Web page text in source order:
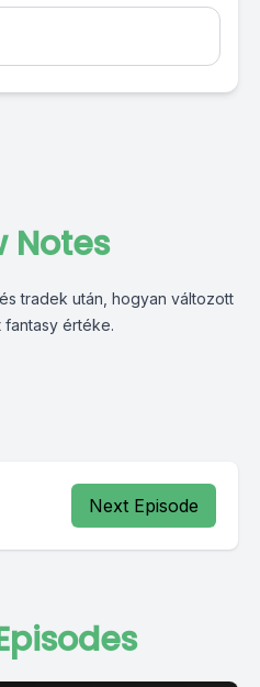
Notes
tradek után, hogyan változott
értéke.
Next Episode